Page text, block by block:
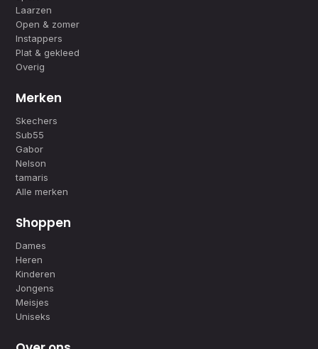
Laarzen
Open & zomer
Instappers
Plat & gekleed
Overig
Merken
Skechers
Sub55
Gabor
Nelson
tamaris
Alle merken
Shoppen
Dames
Heren
Kinderen
Jongens
Meisjes
Uniseks